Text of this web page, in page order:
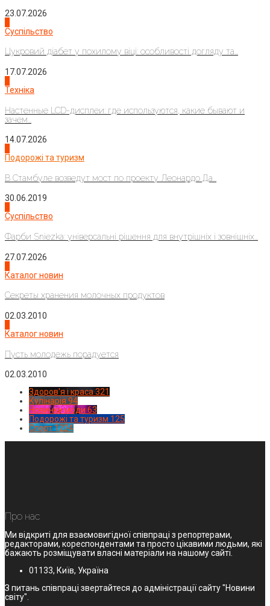
23.07.2026
Суспільство
Цукровий діабет у похилому віці: особливості догляду та...
17.07.2026
Техніка
Настенные LCD-дисплеи: где используются, какие бывают и
зачем...
14.07.2026
Подорожі та туризм
В Стамбуле возведут мост по проекту Леонардо Да...
30.06.2019
Суспільство
Фарби Sniezka: універсальні рішення для внутрішніх і зовнішніх...
27.07.2026
Каталог новин
Секреты хранения молочных продуктов
02.03.2010
Каталог новин
Пусть молодежь порадуется
02.03.2010
Здоров'я і краса 321
Кулінарія 94
Новинки моди 63
Подорожі та туризм 125
Спорт1224
Про нас
Ми відкриті для взаємовигідної співпраці з репортерами,
редакторами, кореспондентами та просто цікавими людьми, які
бажають розміщувати власні матеріали на нашому сайті.
01133, Київ, Україна
З питань співпраці звертайтеся до адміністрації сайту "Новини
світу".